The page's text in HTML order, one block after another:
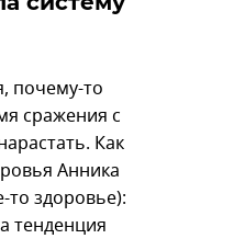
почему-то
сражения с
Как
Анника
то здоровье):
тенденция